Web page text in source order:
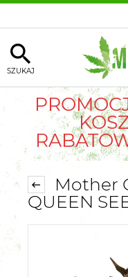
SZUKAJ
Mother
QUEEN